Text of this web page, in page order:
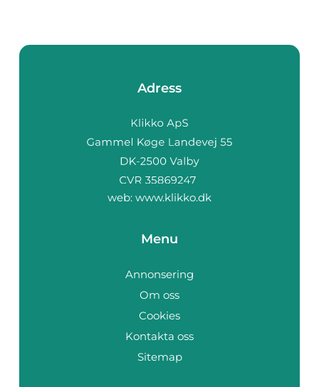
Adress
web: www.klikko.dk
Menu
Annonsering
Om oss
Cookies
Kontakta oss
Sitemap